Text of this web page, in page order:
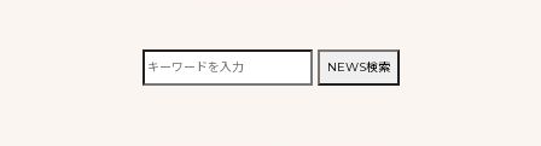
検
索:
NEWS検索